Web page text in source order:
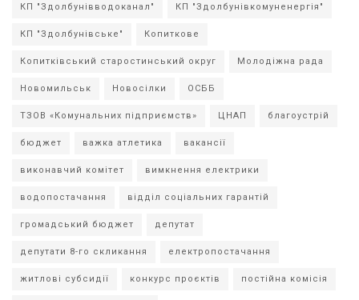
КП "Здолбунівводоканал" КП "Здолбунівкомуненергія"
КП "Здолбунівське" Копиткове
Копитківський старостинський округ Молодіжна рада
Новомильськ Новосілки ОСББ
ТЗОВ «Комунальних підприємств» ЦНАП благоустрій
бюджет важка атлетика вакансії
виконавчий комітет вимкнення електрики
водопостачання відділ соціальних гарантій
громадський бюджет депутат
депутати 8-го скликання електропостачання
житлові субсидії конкурс проєктів постійна комісія